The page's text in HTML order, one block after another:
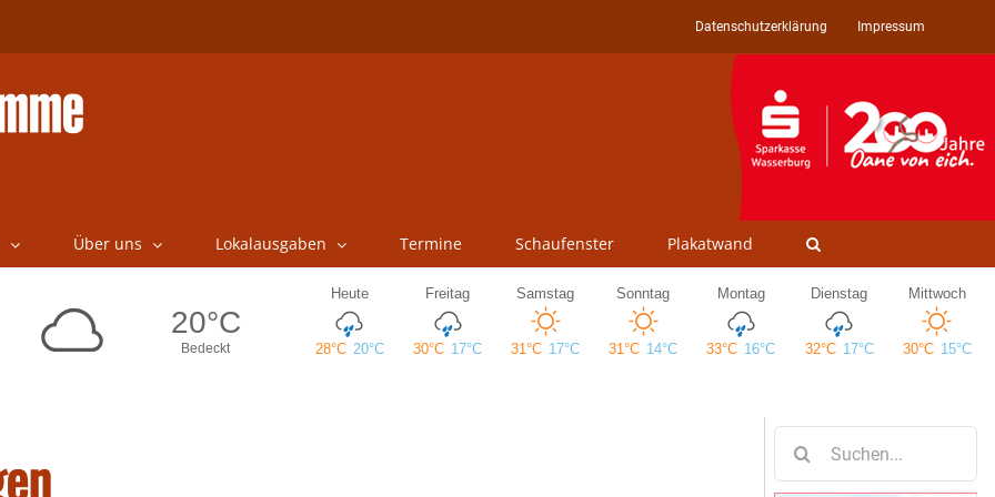
Datenschutzerklärung Impressum
Über uns Lokalausgaben Termine Schaufenster Plakatwand
nach: